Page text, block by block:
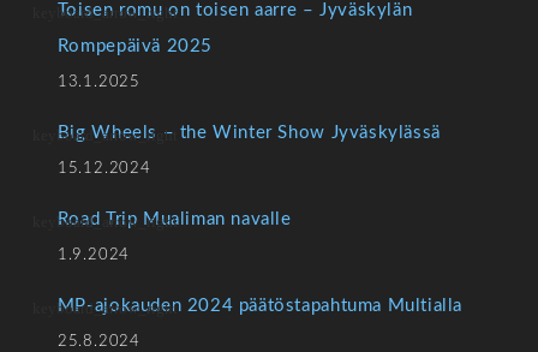
Toisen romu on toisen aarre – Jyväskylän
Rompepäivä 2025
13.1.2025
Big Wheels – the Winter Show Jyväskylässä
15.12.2024
Road Trip Mualiman navalle
1.9.2024
MP-ajokauden 2024 päätöstapahtuma Multialla
25.8.2024